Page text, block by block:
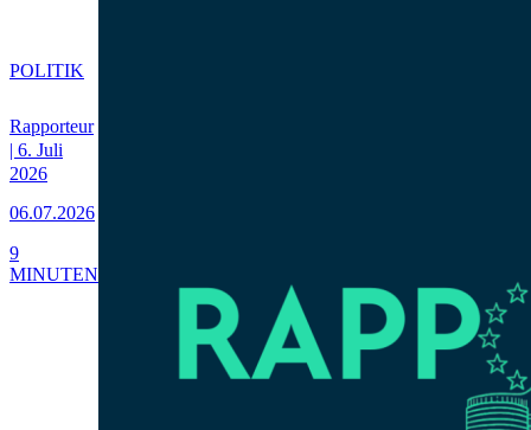
Rapporteur
| 6. Juli
2026
06.07.2026
POLITIK
9
MINUTEN